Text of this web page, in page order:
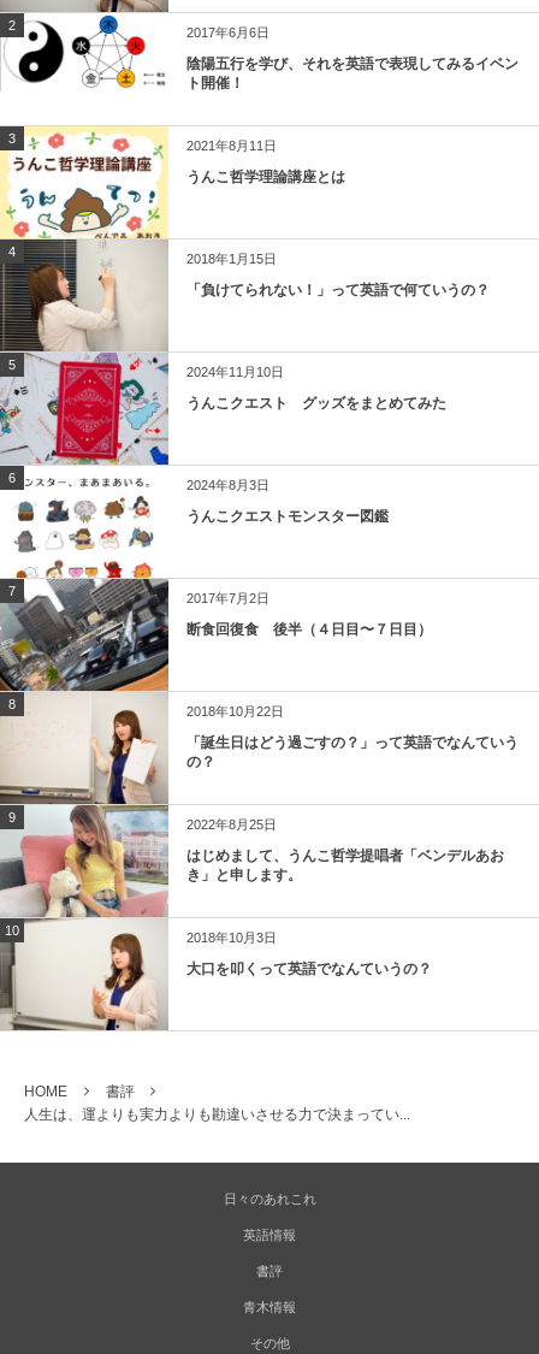
2 2017年6月6日
陰陽五行を学び、それを英語で表現してみるイベン
ト開催！
3 2021年8月11日
うんこ哲学理論講座とは
4 2018年1月15日
「負けてられない！」って英語で何ていうの？
5 2024年11月10日
うんこクエスト グッズをまとめてみた
6 2024年8月3日
うんこクエストモンスター図鑑
7 2017年7月2日
断食回復食 後半（４日目〜７日目）
8 2018年10月22日
「誕生日はどう過ごすの？」って英語でなんていう
の？
9 2022年8月25日
はじめまして、うんこ哲学提唱者「ベンデルあお
き」と申します。
10 2018年10月3日
大口を叩くって英語でなんていうの？
HOME
書評
人生は、運よりも実力よりも勘違いさせる力で決まってい...
日々のあれこれ
英語情報
書評
青木情報
その他